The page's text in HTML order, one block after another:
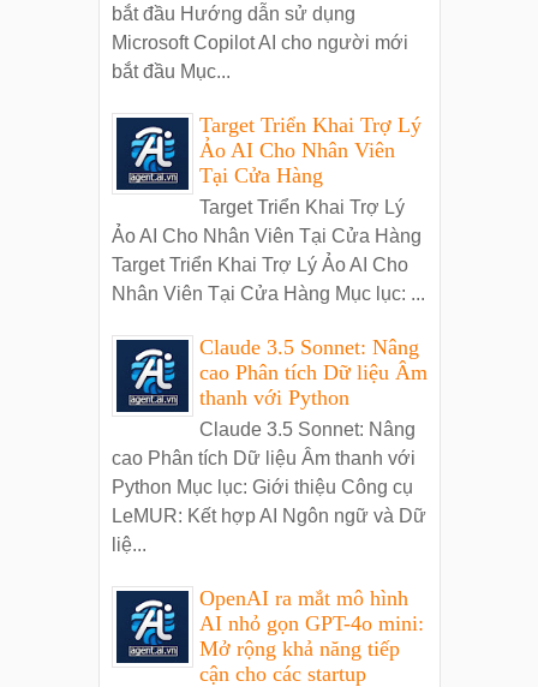
bắt đầu Hướng dẫn sử dụng
Microsoft Copilot AI cho người mới
bắt đầu Mục...
Target Triển Khai Trợ Lý
Ảo AI Cho Nhân Viên
Tại Cửa Hàng
Target Triển Khai Trợ Lý
Ảo AI Cho Nhân Viên Tại Cửa Hàng
Target Triển Khai Trợ Lý Ảo AI Cho
Nhân Viên Tại Cửa Hàng Mục lục: ...
Claude 3.5 Sonnet: Nâng
cao Phân tích Dữ liệu Âm
thanh với Python
Claude 3.5 Sonnet: Nâng
cao Phân tích Dữ liệu Âm thanh với
Python Mục lục: Giới thiệu Công cụ
LeMUR: Kết hợp AI Ngôn ngữ và Dữ
liệ...
OpenAI ra mắt mô hình
AI nhỏ gọn GPT-4o mini:
Mở rộng khả năng tiếp
cận cho các startup